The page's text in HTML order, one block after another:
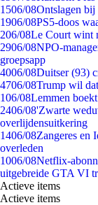
1506/08Ontslagen
1906/08PS5-doos
206/08Le Court wint
2906/08NPO-
groepsapp
4006/08Duitser (93)
4706/08Trump wil
106/08Lemmen
2406/08'Zwarte
overlijdensuitkering
1406/08Zangeres en
overleden
1006/08Netflix-
uitgebreide GTA VI
Actieve items
Actieve items